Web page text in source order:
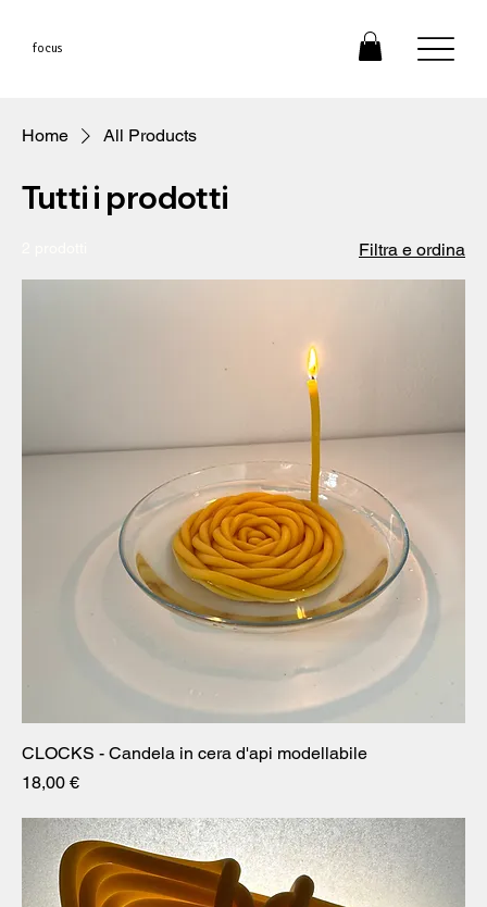
focus
Home All Products
Tutti i prodotti
Filtra e ordina
CLOCKS - Candela in cera d'api modellabile
Prezzo
18,00 €